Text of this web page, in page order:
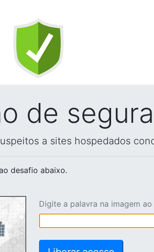
de
a sites hospedados
desafio abaixo.
Digite a palavra na imagem